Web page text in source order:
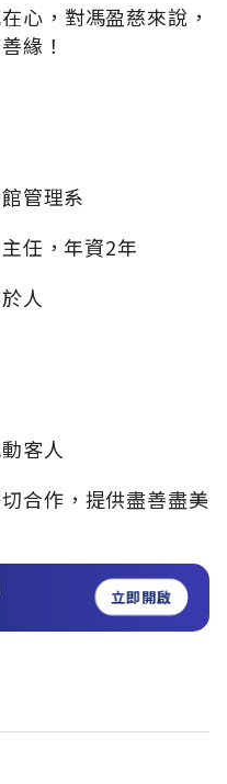
心，對馮盈慈來說，
緣！
管理系
任，年資2年
人
客人
合作，提供盡善盡美
立即開啟